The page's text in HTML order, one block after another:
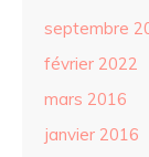
septembre
février 2022
mars 2016
janvier 2016